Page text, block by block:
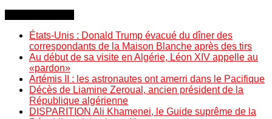
États-Unis : Donald Trump évacué du dîner des
correspondants de la Maison Blanche après des tirs
Au début de sa visite en Algérie, Léon XIV appelle au
«pardon»
Artémis II : les astronautes ont amerri dans le Pacifique
Décès de Liamine Zeroual, ancien président de la
République algérienne
DISPARITION Ali Khamenei, le Guide suprême de la